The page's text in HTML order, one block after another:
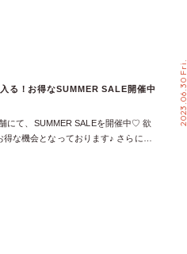
買い物をしたい方は、axes femmeメ
め登録しておくことで、今回のセー
松 あげは】ひまわり畑に映える♡甘さ
きたい、おすすめスポット♡ ／ 香川
ットしたいアイテムはこちら／ 【仙
城県・仙台うみの杜水族館 ＼
【ららぽーと横浜 Rika】港町に映
コーデで行きたい、おすすめスポッ
） ＼SUMMER FESでゲットしたい
ので要チェック！ 今回は、セールの
イテムをご紹介◎ 最後には、1500円
心をくすぐる、トレンドのバルーン
グにも合わせやすいベーシックカラ
、吸水速乾機能付きのインナータン
イテムとも重ね着しやすい万能アイ
羽織ってインナー見えもオススメで
ーバー 前後２ＷＡＹで使えるカット
る！お得なSUMMER SALE開催中
にて、SUMMER SALEを開催中♡ 欲
な機会となっております♪ さらに、
ント３倍！！！ ということで今回
の中から、カラー含め僅かながら在庫
2023.06.30 Fri.